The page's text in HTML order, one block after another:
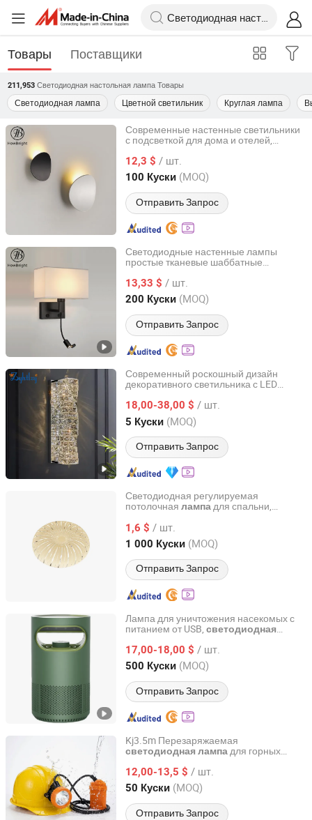
Товары Поставщики
211,953 Светодиодная настольная лампа Товары
Светодиодная лампа Цветной светильник Круглая лампа
Современные настенные светильники
с подсветкой для дома и отелей,
декора у кровати
12,3 $ / шт.
100 Куски (MOQ)
Отправить Запрос
How Bright Electronics Limited
Guangdong, China с 2021
Светодиодные настенные лампы
простые тканевые шаббатные
13,33 $ / шт.
200 Куски (MOQ)
Отправить Запрос
How Bright Electronics Limited
Guangdong, China с 2021
Современный роскошный дизайн
декоративного светильника с LED
прикроватный интерьерный свет,
освещение для гостиной, домашний
декор, современная настенная
(B003)
18,00-38,00 $ / шт.
5 Куски (MOQ)
Отправить Запрос
Zhongshan City Zhi Yi Lighting Co., Ltd
Guangdong, China с 2024
Светодиодная регулируемая
потолочная лампадля спальни,
1,6 $ / шт.
1 000 Куски (MOQ)
Отправить Запрос
Zhenjiang Great Honest Inc.
Jiangsu, China с 2008
Лампа для уничтожения насекомых с
питанием от USB, светодиодная
использования в помещении
17,00-18,00 $ / шт.
500 Куски (MOQ)
Отправить Запрос
HOLY INTERNATIONAL GROUP LIMITED
с 2023
Kj3.5m Перезаряжаемая
светодиодная лампадля горных
помещении
12,00-13,5 $ / шт.
50 Куски (MOQ)
Отправить Запрос
Taizhou Minero Lighting Co., Ltd
Zhejiang, China с 2026